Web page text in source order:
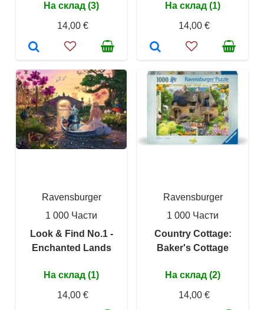
На склад (3)
14,00 €
На склад (1)
14,00 €
Ravensburger
1 000 Части
Look & Find No.1 -
Enchanted Lands
На склад (1)
14,00 €
Ravensburger
1 000 Части
Country Cottage:
Baker's Cottage
На склад (2)
14,00 €